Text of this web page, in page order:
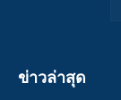
ข่าวล่าสุด